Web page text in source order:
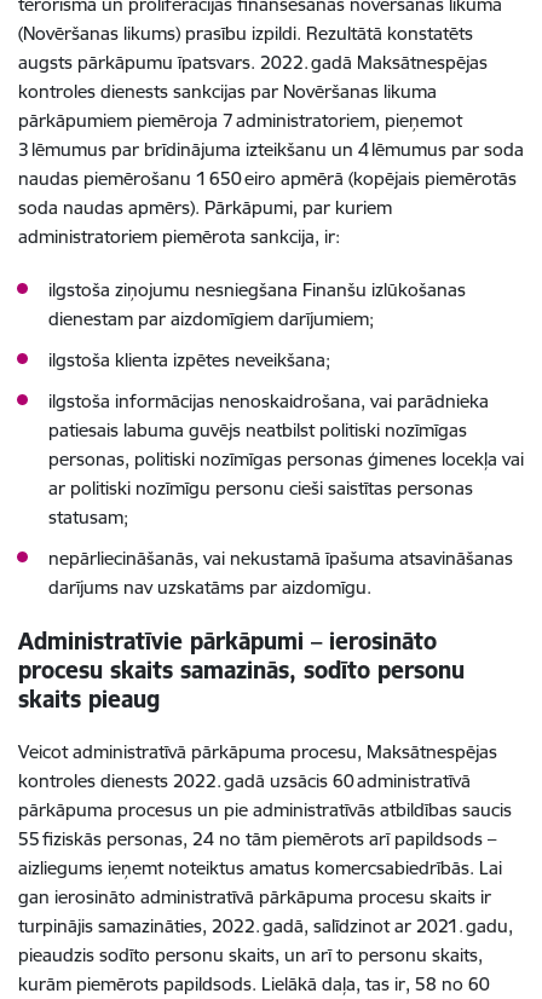
terorisma un proliferācijas finansēšanas novēršanas likuma
(Novēršanas likums) prasību izpildi. Rezultātā konstatēts
augsts pārkāpumu īpatsvars. 2022. gadā Maksātnespējas
kontroles dienests sankcijas par Novēršanas likuma
pārkāpumiem piemēroja 7 administratoriem, pieņemot
3 lēmumus par brīdinājuma izteikšanu un 4 lēmumus par soda
naudas piemērošanu 1 650 eiro apmērā (kopējais piemērotās
soda naudas apmērs). Pārkāpumi, par kuriem
administratoriem piemērota sankcija, ir:
ilgstoša ziņojumu nesniegšana Finanšu izlūkošanas
dienestam par aizdomīgiem darījumiem;
ilgstoša klienta izpētes neveikšana;
ilgstoša informācijas nenoskaidrošana, vai parādnieka
patiesais labuma guvējs neatbilst politiski nozīmīgas
personas, politiski nozīmīgas personas ģimenes locekļa vai
ar politiski nozīmīgu personu cieši saistītas personas
statusam;
nepārliecināšanās, vai nekustamā īpašuma atsavināšanas
darījums nav uzskatāms par aizdomīgu.
Administratīvie pārkāpumi – ierosināto
procesu skaits samazinās, sodīto personu
skaits pieaug
Veicot administratīvā pārkāpuma procesu, Maksātnespējas
kontroles dienests 2022. gadā uzsācis 60 administratīvā
pārkāpuma procesus un pie administratīvās atbildības saucis
55 fiziskās personas, 24 no tām piemērots arī papildsods –
aizliegums ieņemt noteiktus amatus komercsabiedrībās. Lai
gan ierosināto administratīvā pārkāpuma procesu skaits ir
turpinājis samazināties, 2022. gadā, salīdzinot ar 2021. gadu,
pieaudzis sodīto personu skaits, un arī to personu skaits,
kurām piemērots papildsods. Lielākā daļa, tas ir, 58 no 60